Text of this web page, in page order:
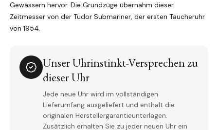
Gewässern hervor. Die Grundzüge übernahm dieser
Zeitmesser von der Tudor Submariner, der ersten Taucheruhr
von 1954.
Unser Uhrinstinkt-Versprechen zu
dieser Uhr
Jede neue Uhr wird im vollständigen
Lieferumfang ausgeliefert und enthält die
originalen Herstellergarantieunterlagen.
Zusätzlich erhalten Sie zu jeder neuen Uhr ein